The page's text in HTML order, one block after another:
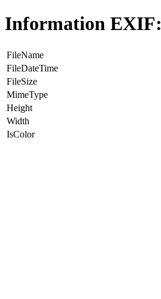
Information EXIF:
FileName
FileDateTime
FileSize
MimeType
Height
Width
IsColor